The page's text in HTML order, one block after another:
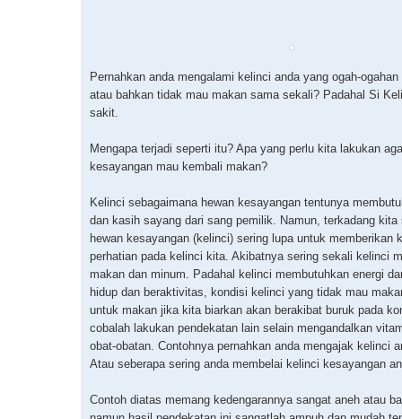
Pernahkan anda mengalami kelinci anda yang ogah-
atau bahkan tidak mau makan sama sekali? Padahal Si
sakit.
Mengapa terjadi seperti itu? Apa yang perlu kita lakukan
kesayangan mau kembali makan?
Kelinci sebagaimana hewan kesayangan tentunya
dan kasih sayang dari sang pemilik. Namun, terkadang kita
hewan kesayangan (kelinci) sering lupa untuk memberikan
perhatian pada kelinci kita. Akibatnya sering sekali kelinci
makan dan minum. Padahal kelinci membutuhkan energi
hidup dan beraktivitas, kondisi kelinci yang tidak mau
untuk makan jika kita biarkan akan berakibat buruk pada
cobalah lakukan pendekatan lain selain mengandalkan
obat-obatan. Contohnya pernahkan anda mengajak kelinci
Atau seberapa sering anda membelai kelinci kesayangan
Contoh diatas memang kedengarannya sangat aneh atau